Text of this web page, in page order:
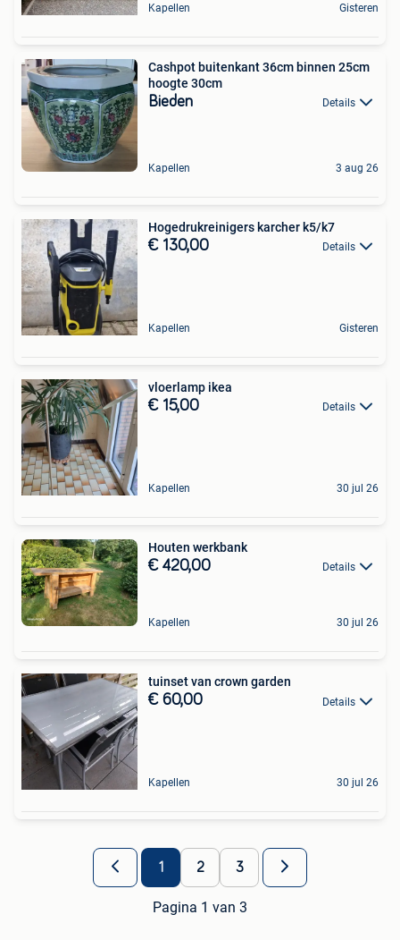
Kapellen Gisteren
Cashpot buitenkant 36cm binnen 25cm
hoogte 30cm
Bieden Details
Kapellen 3 aug 26
Hogedrukreinigers karcher k5/k7
€ 130,00 Details
Kapellen Gisteren
vloerlamp ikea
€ 15,00 Details
Kapellen 30 jul 26
Houten werkbank
€ 420,00 Details
Kapellen 30 jul 26
tuinset van crown garden
€ 60,00 Details
Kapellen 30 jul 26
1 2 3
Pagina 1 van 3